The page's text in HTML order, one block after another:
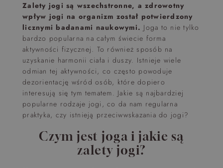
Zalety jogi są wszechstronne, a zdrowotny
wpływ jogi na organizm został potwierdzony
licznymi badanami naukowymi. Joga to nie tylko
bardzo popularna na całym świecie forma
aktywności fizycznej. To również sposób na
uzyskanie harmonii ciała i duszy. Istnieje wiele
odmian tej aktywności, co często powoduje
dezorientację wśród osób, które dopiero
interesują się tym tematem. Jakie są najbardziej
popularne rodzaje jogi, co da nam regularna
praktyka, czy istnieją przeciwwskazania do jogi?
Czym jest joga i jakie są
zalety jogi?